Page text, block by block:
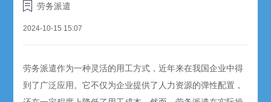
劳务派遣
2024-10-15 15:07
劳务派遣作为一种灵活的用工方式，近年来在我国企业中得
到了广泛应用。它不仅为企业提供了人力资源的弹性配置，